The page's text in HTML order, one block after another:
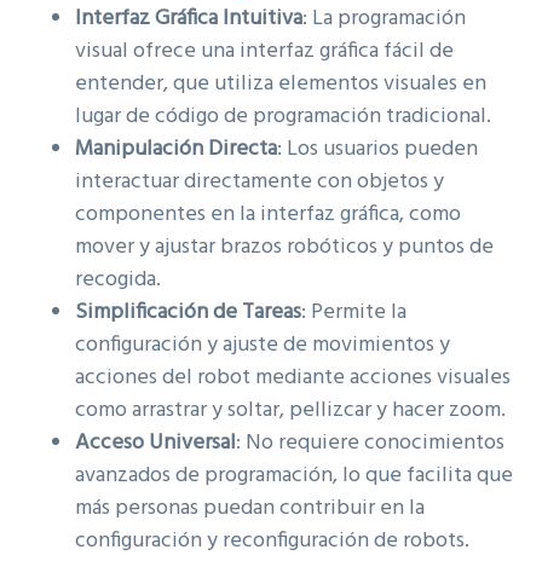
Interfaz Gráfica Intuitiva: La programación
visual ofrece una interfaz gráfica fácil de
entender, que utiliza elementos visuales en
lugar de código de programación tradicional.
Manipulación Directa: Los usuarios pueden
interactuar directamente con objetos y
componentes en la interfaz gráfica, como
mover y ajustar brazos robóticos y puntos de
recogida.
Simplificación de Tareas: Permite la
configuración y ajuste de movimientos y
acciones del robot mediante acciones visuales
como arrastrar y soltar, pellizcar y hacer zoom.
Acceso Universal: No requiere conocimientos
avanzados de programación, lo que facilita que
más personas puedan contribuir en la
configuración y reconfiguración de robots.